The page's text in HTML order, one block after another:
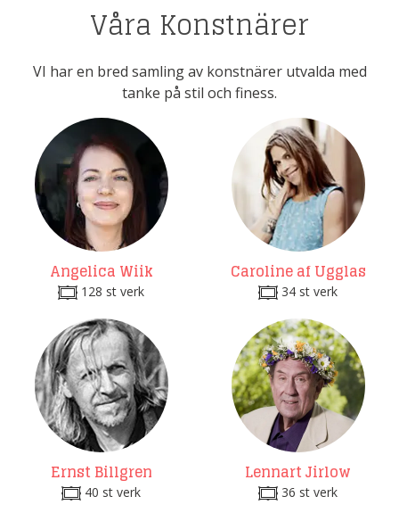
Våra Konstnärer
VI har en bred samling av konstnärer utvalda med
tanke på stil och finess.
Angelica Wiik
128 st verk
Caroline af Ugglas
34 st verk
Ernst Billgren
40 st verk
Lennart Jirlow
36 st verk